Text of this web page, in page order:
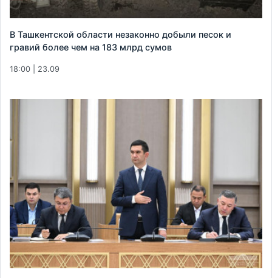
В Ташкентской области незаконно добыли песок и
гравий более чем на 183 млрд сумов
18:00 | 23.09